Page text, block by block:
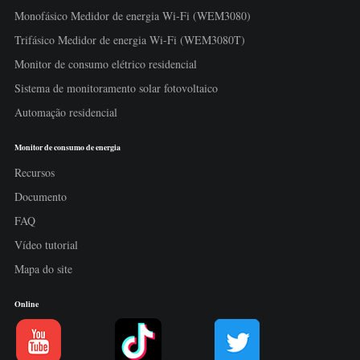
Monofásico Medidor de energia Wi-Fi (WEM3080)
Trifásico Medidor de energia Wi-Fi (WEM3080T)
Monitor de consumo elétrico residencial
Sistema de monitoramento solar fotovoltaico
Automação residencial
Monitor de consumo de energia
Recursos
Documento
FAQ
Vídeo tutorial
Mapa do site
Online